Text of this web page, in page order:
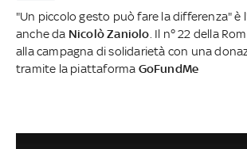
"Un piccolo gesto può fare la differenza" è
anche da Nicolò Zaniolo . Il n° 22 della
alla campagna di solidarietà con una
tramite la piattaforma GoFundMe